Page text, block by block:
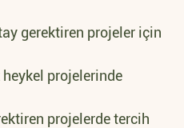
gerektiren projeler için
heykel projelerinde
projelerde tercih